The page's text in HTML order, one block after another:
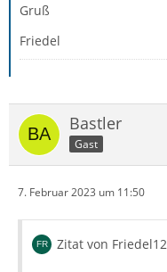
Gruß
Friedel
Bastler
Gast
7. Februar 2023 um 11:50
Zitat von Friedel12